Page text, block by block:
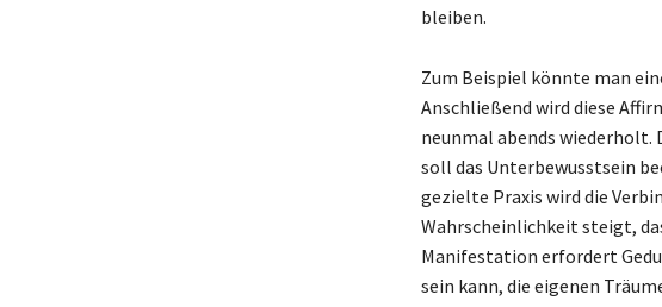
bleiben.
Zum Beispiel könnte man
Anschließend wird diese
neunmal abends wiederholt.
soll das Unterbewusstsein
gezielte Praxis wird die
Wahrscheinlichkeit steigt,
Manifestation erfordert
sein kann, die eigenen